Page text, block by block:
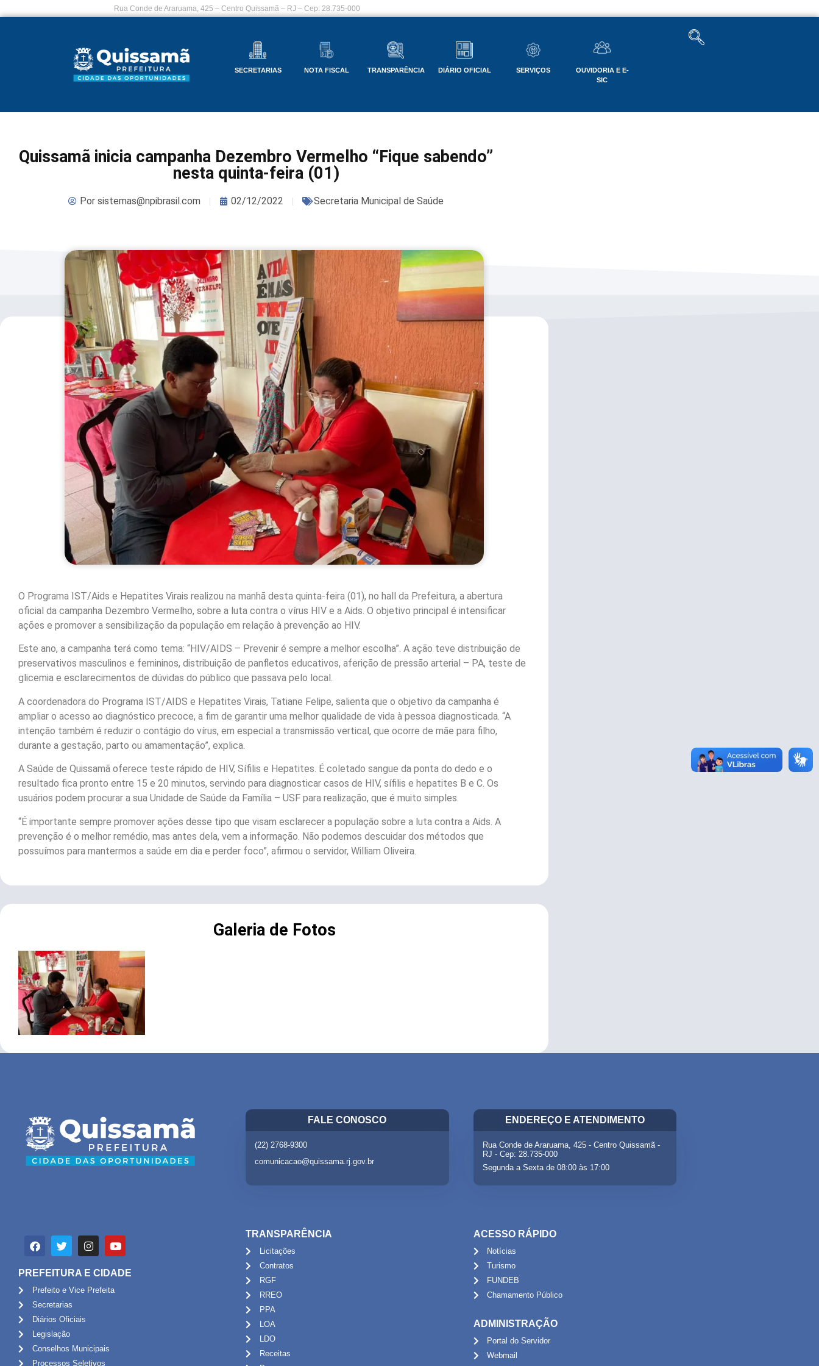
Rua Conde de Araruama, 425 – Centro Quissamã – RJ – Cep: 28.735-000
SECRETARIAS NOTA FISCAL TRANSPARÊNCIA DIÁRIO OFICIAL SERVIÇOS
OUVIDORIA E E-
SIC
Quissamã inicia campanha Dezembro Vermelho “Fique sabendo”
nesta quinta-feira (01)
Por sistemas@npibrasil.com 02/12/2022 Secretaria Municipal de Saúde
O Programa IST/Aids e Hepatites Virais realizou na manhã desta quinta-feira (01), no hall da Prefeitura, a abertura
oficial da campanha Dezembro Vermelho, sobre a luta contra o vírus HIV e a Aids. O objetivo principal é intensificar
ações e promover a sensibilização da população em relação à prevenção ao HIV.
Este ano, a campanha terá como tema: “HIV/AIDS – Prevenir é sempre a melhor escolha”. A ação teve distribuição de
preservativos masculinos e femininos, distribuição de panfletos educativos, aferição de pressão arterial – PA, teste de
glicemia e esclarecimentos de dúvidas do público que passava pelo local.
A coordenadora do Programa IST/AIDS e Hepatites Virais, Tatiane Felipe, salienta que o objetivo da campanha é
ampliar o acesso ao diagnóstico precoce, a fim de garantir uma melhor qualidade de vida à pessoa diagnosticada. “A
intenção também é reduzir o contágio do vírus, em especial a transmissão vertical, que ocorre de mãe para filho,
durante a gestação, parto ou amamentação”, explica.
A Saúde de Quissamã oferece teste rápido de HIV, Sífilis e Hepatites. É coletado sangue da ponta do dedo e o
resultado fica pronto entre 15 e 20 minutos, servindo para diagnosticar casos de HIV, sífilis e hepatites B e C. Os
usuários podem procurar a sua Unidade de Saúde da Família – USF para realização, que é muito simples.
“É importante sempre promover ações desse tipo que visam esclarecer a população sobre a luta contra a Aids. A
prevenção é o melhor remédio, mas antes dela, vem a informação. Não podemos descuidar dos métodos que
possuímos para mantermos a saúde em dia e perder foco”, afirmou o servidor, William Oliveira.
Galeria de Fotos
FALE CONOSCO
(22) 2768-9300
comunicacao@quissama.rj.gov.br
ENDEREÇO E ATENDIMENTO
Rua Conde de Araruama, 425 - Centro Quissamã -
RJ - Cep: 28.735-000
Segunda a Sexta de 08:00 às 17:00
PREFEITURA E CIDADE
Prefeito e Vice Prefeita
Secretarias
Diários Oficiais
Legislação
Conselhos Municipais
Processos Seletivos
TRANSPARÊNCIA
Licitações
Contratos
RGF
RREO
PPA
LOA
LDO
Receitas
ACESSO RÁPIDO
Notícias
Turismo
FUNDEB
Chamamento Público
ADMINISTRAÇÃO
Portal do Servidor
Webmail